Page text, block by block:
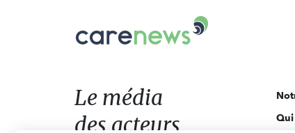
Le
acteurs
de
l'engagement
Le média
des acteurs
Qui